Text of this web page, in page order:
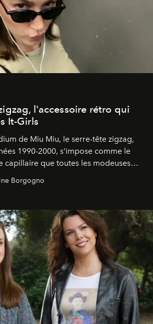
l'accessoire rétro qui
It-Girls
de Miu Miu, le serre-tête zigzag,
1990-2000, s'impose comme le
capillaire que toutes les modeuses
Borgogno